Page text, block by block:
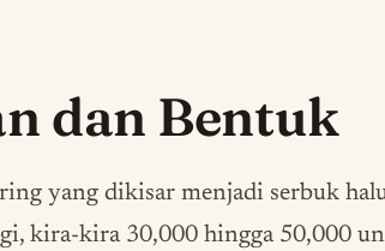
dan Bentuk
yang dikisar menjadi serbuk
kira-kira 30,000 hingga 50,000